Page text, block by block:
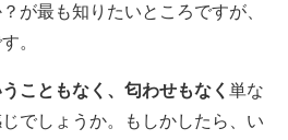
が最も知りたいところですが、
。
こともなく、匂わせもなく 単な
でしょうか。もしかしたら、い